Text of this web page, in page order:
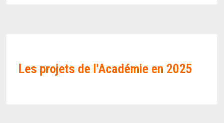
Les projets de l'Académie en 2025